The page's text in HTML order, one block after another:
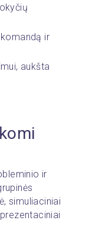
ir
aukšta
ir
simuliaciniai